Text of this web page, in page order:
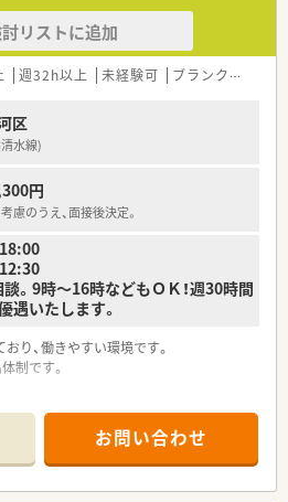
リストに追加
週32h以上 未経験可 ブランク可
区
水線)
円
慮のうえ、面接後決定。
。9時～16時などもＯＫ！週30時間
遇いたします。
り、働きやすい環境です。
制です。
お問い合わせ